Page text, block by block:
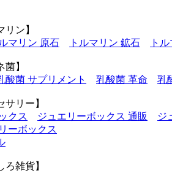
ン】
マリン 原石 トルマリン 鉱石 ト
】
酸菌 サプリメント 乳酸菌 革命 乳
リー】
クス
ジュエリーボックス 通販
ジ
ーボックス
雑貨】